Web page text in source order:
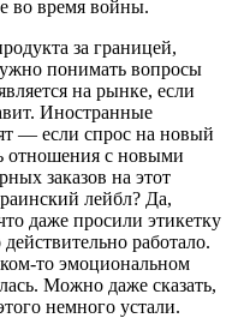
во время войны.
за границей,
понимать вопросы
на рынке, если
Иностранные
— если спрос на новый
отношения с новыми
заказов на этот
лейбл? Да,
даже просили этикетку
работало.
то эмоциональном
Можно даже сказать,
немного устали.